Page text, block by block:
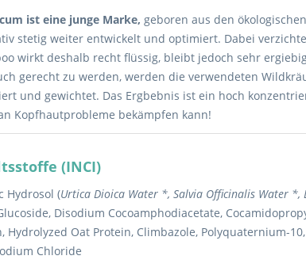
ist eine junge Marke, geboren aus den
stetig weiter entwickelt und optimiert. Dabei
wirkt deshalb recht flüssig, bleibt jedoch sehr
gerecht zu werden, werden die verwendeten
und gewichtet. Das Ergbebnis ist ein hoch
Kopfhautprobleme bekämpfen kann!
(INCI)
Hydrosol (Urtica Dioica Water *, Salvia Officinalis Water
Disodium Cocoamphodiacetate,
Hydrolyzed Oat Protein, Climbazole, Polyquaternium-
Chloride